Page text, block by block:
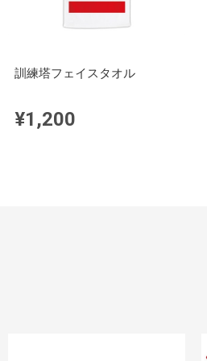
訓練塔フェイスタオル
¥1,200